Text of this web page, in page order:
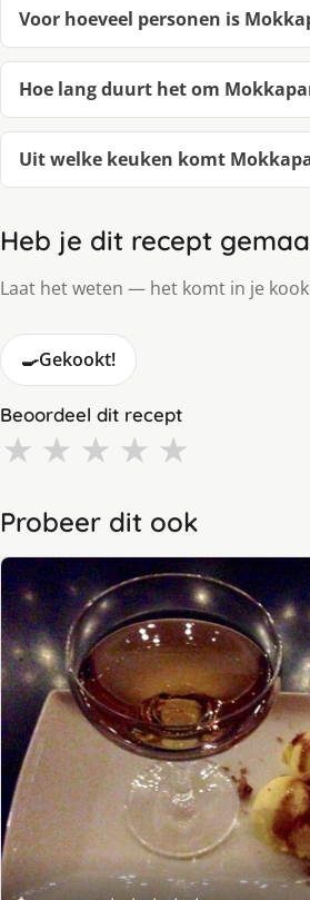
Voor hoeveel personen is
Hoe lang duurt het om
Uit welke keuken komt
Heb je dit recept
Laat het weten — het komt in je
🍳Gekookt!
Beoordeel dit recept
★ ★ ★ ★ ★
Probeer dit ook